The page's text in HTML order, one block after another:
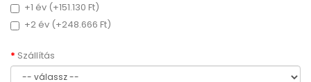
+1 év (+151.130 Ft)
+2 év (+248.666 Ft)
Szállítás